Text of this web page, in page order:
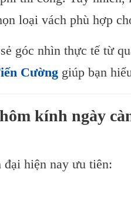
vách ngăn nhôm kính
âm tốt không?
loại vách phù hợp
góc nhìn thực tế từ
Cường giúp bạn
kính ngày
hiện nay ưu tiên: